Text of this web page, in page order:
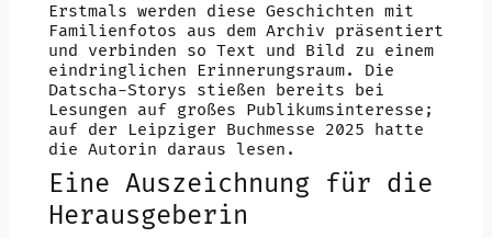
Erstmals werden diese Geschichten mit
Familienfotos aus dem Archiv präsentiert
und verbinden so Text und Bild zu einem
eindringlichen Erinnerungsraum. Die
Datscha-Storys stießen bereits bei
Lesungen auf großes Publikumsinteresse;
auf der Leipziger Buchmesse 2025 hatte
die Autorin daraus lesen.
Eine Auszeichnung für die
Herausgeberin